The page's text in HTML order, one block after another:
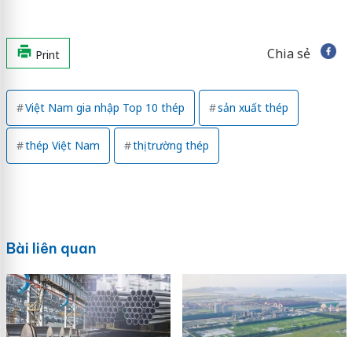
Print Chia sẻ
Việt Nam gia nhập Top 10 thép sản xuất thép
thép Việt Nam thị trường thép
Bài liên quan